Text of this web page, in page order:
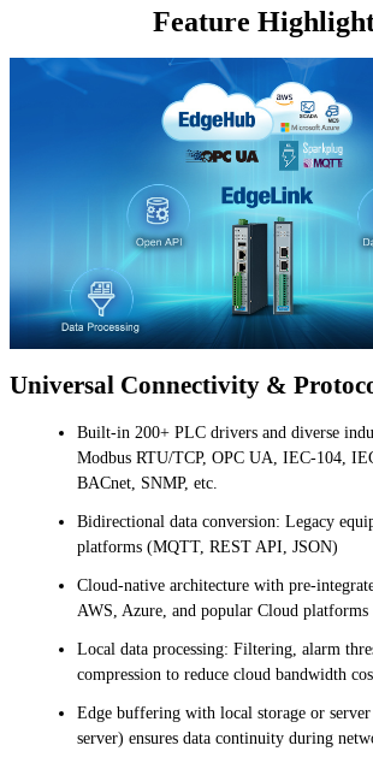
Feature
Universal Connectivity &
Built-in 200+ PLC drivers and diverse
Modbus RTU/TCP, OPC UA, IEC-104,
BACnet, SNMP, etc.
Bidirectional data conversion: Legacy
platforms (MQTT, REST API, JSON)
Cloud-native architecture with pre-
AWS, Azure, and popular Cloud platforms
Local data processing: Filtering, alarm
compression to reduce cloud bandwidth
Edge buffering with local storage or
server) ensures data continuity during